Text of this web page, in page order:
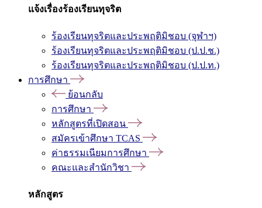
แจ้งเรื่องร้องเรียนทุจริต
ร้องเรียนทุจริตและประพฤติมิชอบ (จุฬาฯ)
ร้องเรียนทุจริตและประพฤติมิชอบ (ป.ป.ช.)
ร้องเรียนทุจริตและประพฤติมิชอบ (ป.ป.ท.)
การศึกษา
ย้อนกลับ
การศึกษา
หลักสูตรที่เปิดสอน
สมัครเข้าศึกษา TCAS
ค่าธรรมเนียมการศึกษา
คณะและสำนักวิชา
หลักสูตร